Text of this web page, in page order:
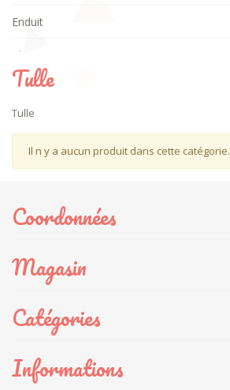
Enduit
Plumetis
Polaire
Tulle
Simili cuir
Viscose
Velours
Jean
Jersey
Tulle
Tulle
Il n y a aucun produit dans cette catégorie.
Coordonnées
Magasin
Catégories
Informations